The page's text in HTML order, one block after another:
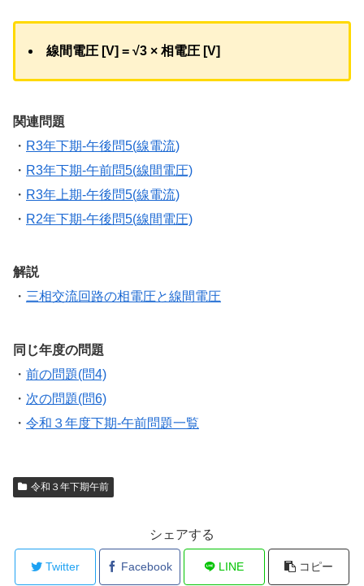
線間電圧 [V] = √3 × 相電圧 [V]
関連問題
・ R3年下期-午後問5(線電流)
・ R3年下期-午前問5(線間電圧)
・ R3年上期-午後問5(線電流)
・ R2年下期-午後問5(線間電圧)
解説
・ 三相交流回路の相電圧と線間電圧
同じ年度の問題
・ 前の問題(問4)
・ 次の問題(問6)
・ 令和３年度下期-午前問題一覧
令和３年下期午前
シェアする
Twitter Facebook LINE コピー